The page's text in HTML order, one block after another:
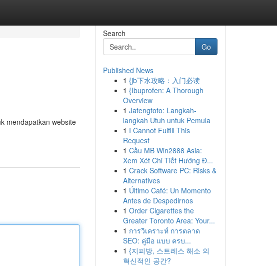
mendapatkan website
Search
Go
Published News
1 {jb下水攻略：入门必读
1 {Ibuprofen: A Thorough
Overview
1 Jatengtoto: Langkah-
langkah Utuh untuk Pemula
1 I Cannot Fulfill This
Request
1 Cầu MB Win2888 Asia:
Xem Xét Chi Tiết Hướng Đ...
1 Crack Software PC: Risks &
Alternatives
1 Último Café: Un Momento
Antes de Despedirnos
1 Order Cigarettes the
Greater Toronto Area: Your...
1 การวิเคราะห์ การตลาด
SEO: คู่มือ แบบ ครบ...
1 {지피방, 스트레스 해소 의
혁신적인 공간?